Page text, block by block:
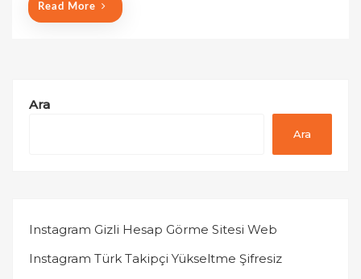
Read More
Ara
Ara
Instagram Gizli Hesap Görme Sitesi Web
Instagram Türk Takipçi Yükseltme Şifresiz